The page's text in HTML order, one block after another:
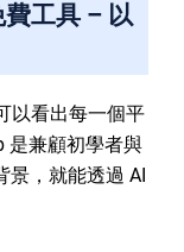
工具 – 以
以看出每一個平
是兼顧初學者與
景，就能透過 AI